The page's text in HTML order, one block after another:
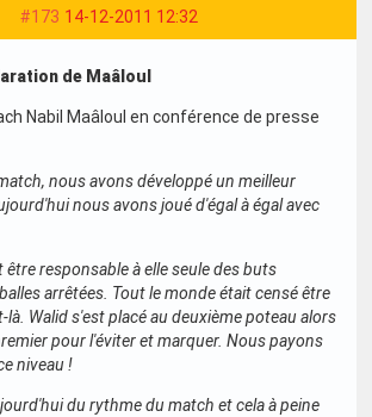
#173 14-12-2011 12:32
de Maâloul
Nabil Maâloul en conférence de presse
nous avons développé un meilleur
nous avons joué d'égal à égal avec
être responsable à elle seule des buts
arrêtées. Tout le monde était censé être
là. Walid s'est placé au deuxième poteau alors
pour l'éviter et marquer. Nous payons
niveau !
du rythme du match et cela à peine